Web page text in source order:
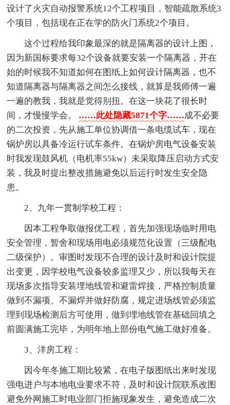
设计了火灾自动报警系统12个工程项目，智能疏散系统3
个项目，包括现在正在学的防火门系统2个项目。
这个过程给我印象最深的就是隔离器的设计上图，
因为新国标要求每32个设备就要安装一个隔离器，开在
始的时候我不知道如何在图纸上如何设计隔离器，也不
知道隔离器与隔离器之间怎么接线，就算是我师傅一遍
一遍的教我，我就是觉得别扭。在这一块花了很长时
间，才慢慢学会。 ……此处隐藏5871个字……成不必要
的二次投资，先从施工单位协调借一条电缆试车，现在
锅炉房以具备冷运行试车条件。在锅炉房电气设备安装
时我发现鼓风机（电机率55kw）未采取降压启动方式安
装，我及时提出整改措施避免以后运行时发生安全隐
患。
2、九年一贯制学校工程：
因本工程争取做报优工程，首先加强现场临时用电
安全管理，暂舍和现场用电必须规范化设置（三级配电
二级保护）。审图时发现不合理的设计及时和设计院提
出变更，因学校电气设备较多监理又少，所以我每天在
现场多次指导安装埋地线管和避雷焊接，严格控制质量
做到不漏项、不漏焊并做好防腐，规定进场线管必须监
理到现场检测后方可使用，做到埋地线管在基础回填之
前圆满施工完毕，为明年地上部份电气施工做好准备。
3、洋房工程：
因今年冬施工期比较紧，在电子版图纸出来时发现
强电进户与本地电业要求不符，及时和设计院联系改图
避免外网施工时电业部门拒施现象发生，避免造成二次